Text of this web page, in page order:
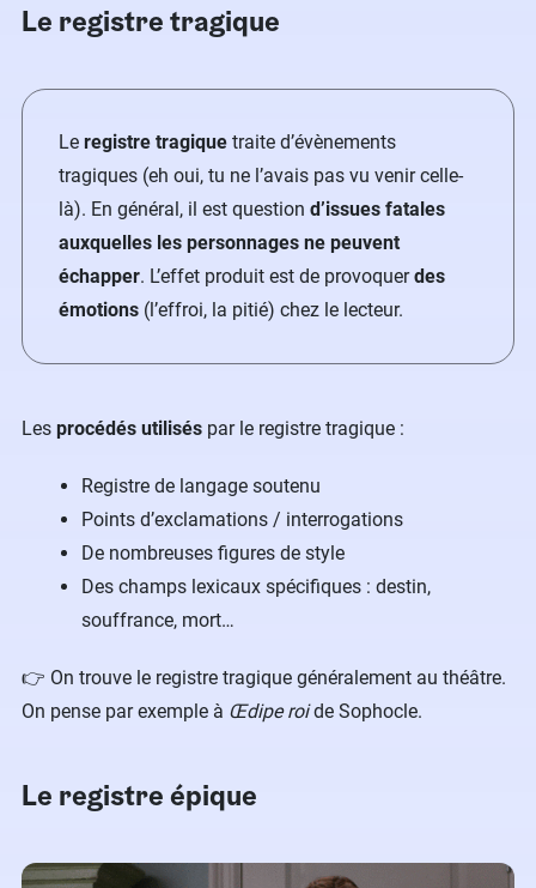
Le registre tragique
Le registre tragique traite d’évènements
tragiques (eh oui, tu ne l’avais pas vu venir celle-
là). En général, il est question d’issues fatales
auxquelles les personnages ne peuvent
échapper. L’effet produit est de provoquerdes
émotions (l’effroi, la pitié) chez le lecteur.
Les procédés utilisés par le registre tragique :
Registre de langage soutenu
Points d’exclamations / interrogations
De nombreuses figures de style
Des champs lexicaux spécifiques : destin,
souffrance, mort…
👉 On trouve le registre tragique généralement au théâtre.
On pense par exemple à Œdipe roide Sophocle.
Le registre épique